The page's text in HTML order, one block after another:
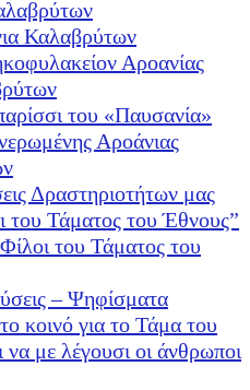
Καλαβρύτων
Αροανίας
του «Παυσανία»
Αροάνιας
Δραστηριοτήτων μας
του Τάματος του Έθνους”
του Τάματος του
– Ψηφίσματα
το κοινό για το Τάμα του
με λέγουσι οι άνθρωποι